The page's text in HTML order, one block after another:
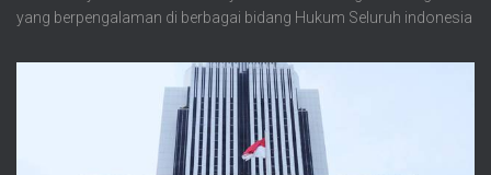
yang berpengalaman di berbagai bidang Hukum Seluruh indonesia